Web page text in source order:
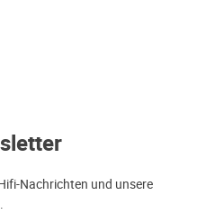
Nachrichten und unsere